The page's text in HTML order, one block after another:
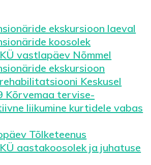
ekskursioon laeval
koosolek
vastlapäev Nõmmel
ekskursioon
Keskusel
Kõrvemaa tervise-
liikumine kurtidele vabas
Tõlketeenus
aastakoosolek ja juhatuse